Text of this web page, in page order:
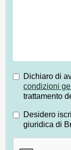
Dichiaro di
condizioni
trattamento
Desidero
giuridica di